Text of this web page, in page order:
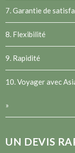
7. Garantie de
8. Flexibilité
9. Rapidité
10. Voyager avec
»
UN DEVIS